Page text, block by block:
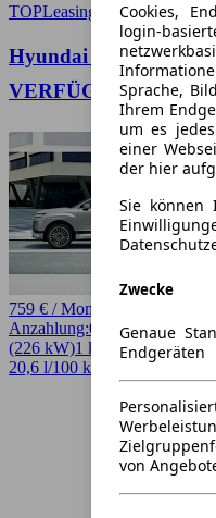
TOPLeasing
Hyundai IONIQ 9 110
VERFÜGBAR❗
759 € / Monat
Anzahlung:0,00 €Laufzeit:48
(226 kW)1 km EZ 08/2026
20,6 l/100 km (komb.)* · 0 g/
Cookies,
login-
Sprache,
Ihrem
um es
einer
der hier
Sie können
Zwecke
Genaue
Endgeräten
von